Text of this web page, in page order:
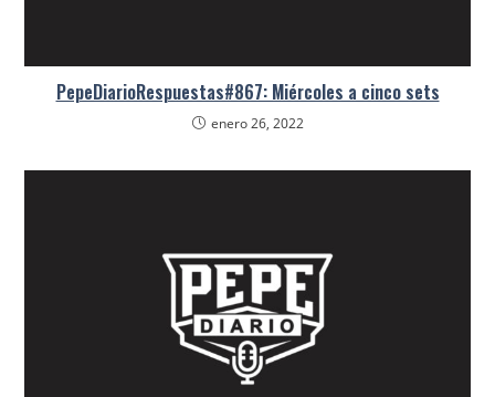
PepeDiarioRespuestas#867: Miércoles a cinco sets
enero 26, 2022